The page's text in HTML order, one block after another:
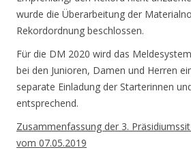
wurde die Überarbeitung der
Rekordordnung beschlossen.
Für die DM 2020 wird das
bei den Junioren, Damen und Herren
separate Einladung der Starterinnen
entsprechend.
Zusammenfassung der 3.
vom 07.05.2019